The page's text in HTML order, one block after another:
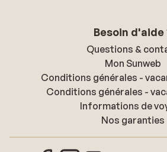
Besoin d'aide
Questions &
Mon Sunweb
Conditions générales -
Conditions générales -
Informations de
Nos garanties